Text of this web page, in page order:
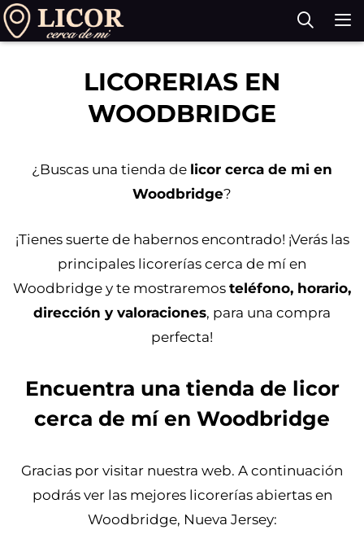
Saltar
al
LICORERIAS EN
WOODBRIDGE
¿Buscas una tienda de licor cerca de mi en
Woodbridge?
¡Tienes suerte de habernos encontrado! ¡Verás las
principales licorerías cerca de mí en
Woodbridge y te mostraremos teléfono, horario,
dirección y valoraciones, para una compra
perfecta!
Encuentra una tienda de licor
cerca de mí en Woodbridge
Gracias por visitar nuestra web. A continuación
podrás ver las mejores licorerías abiertas en
Woodbridge, Nueva Jersey: